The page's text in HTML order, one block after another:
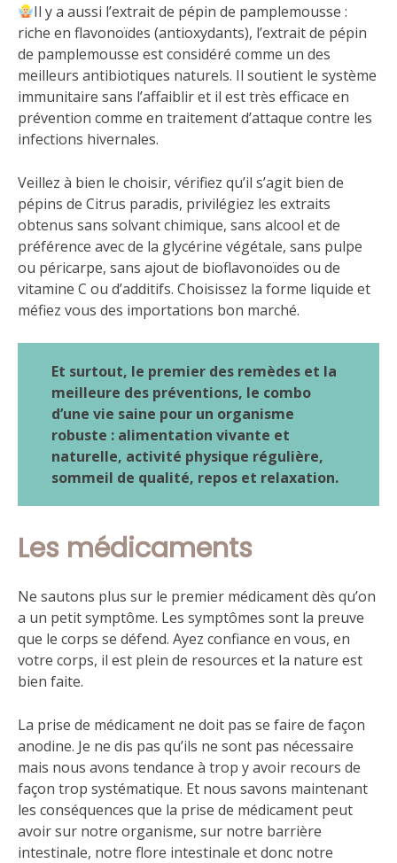
Il y a aussi l’extrait de pépin de pamplemousse :
riche en flavonoïdes (antioxydants), l’extrait de pépin
de pamplemousse est considéré comme un des
meilleurs antibiotiques naturels. Il soutient le système
immunitaire sans l’affaiblir et il est très efficace en
prévention comme en traitement d’attaque contre les
infections hivernales.
Veillez à bien le choisir, vérifiez qu’il s’agit bien de
pépins de Citrus paradis, privilégiez les extraits
obtenus sans solvant chimique, sans alcool et de
préférence avec de la glycérine végétale, sans pulpe
ou péricarpe, sans ajout de bioflavonoïdes ou de
vitamine C ou d’additifs. Choisissez la forme liquide et
méfiez vous des importations bon marché.
Et surtout, le premier des remèdes et la
meilleure des préventions, le combo
d’une vie saine pour un organisme
robuste : alimentation vivante et
naturelle, activité physique régulière,
sommeil de qualité, repos et relaxation.
Les médicaments
Ne sautons plus sur le premier médicament dès qu’on
a un petit symptôme. Les symptômes sont la preuve
que le corps se défend. Ayez confiance en vous, en
votre corps, il est plein de resources et la nature est
bien faite.
La prise de médicament ne doit pas se faire de façon
anodine. Je ne dis pas qu’ils ne sont pas nécessaire
mais nous avons tendance à trop y avoir recours de
façon trop systématique. Et nous savons maintenant
les conséquences que la prise de médicament peut
avoir sur notre organisme, sur notre barrière
intestinale, notre flore intestinale et donc notre